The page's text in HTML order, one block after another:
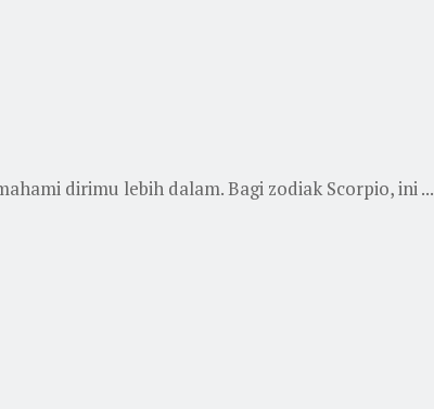
dirimu lebih dalam. Bagi zodiak Scorpio, ini ...